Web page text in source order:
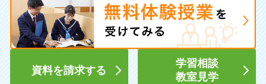
資料を請求する
学習相談
教室見学